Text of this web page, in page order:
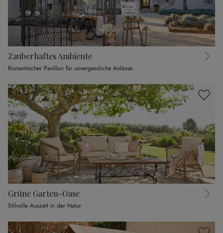
Zauberhaftes Ambiente
Romantischer Pavillon für unvergessliche Anlässe
Grüne Garten-Oase
Stilvolle Auszeit in der Natur